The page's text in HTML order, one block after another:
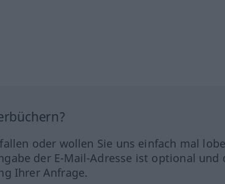
oder wollen Sie uns einfach mal
der E-Mail-Adresse ist optional und
Ihrer Anfrage.